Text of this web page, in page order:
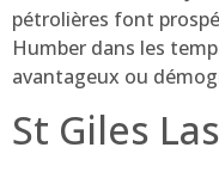
pétrolières font
Humber dans les
avantageux ou
St Giles